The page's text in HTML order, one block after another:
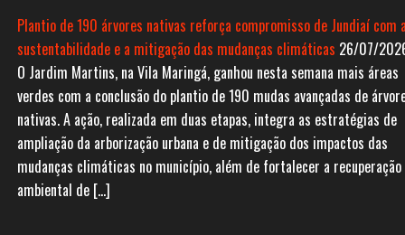
Plantio de 190 árvores nativas reforça compromisso de Jundiaí com
sustentabilidade e a mitigação das mudanças climáticas 26/07/
O Jardim Martins, na Vila Maringá, ganhou nesta semana mais áreas
verdes com a conclusão do plantio de 190 mudas avançadas de
nativas. A ação, realizada em duas etapas, integra as estratégias de
ampliação da arborização urbana e de mitigação dos impactos das
mudanças climáticas no município, além de fortalecer a recuperação
ambiental de […]